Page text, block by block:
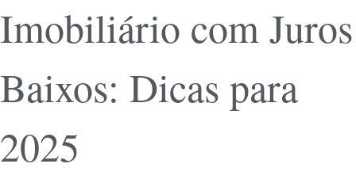
Imobiliário com Juros
Baixos: Dicas para
2025